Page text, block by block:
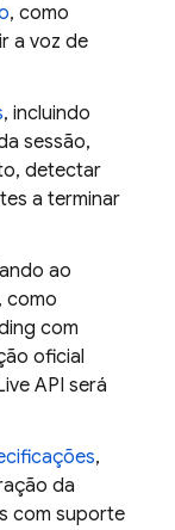
, como
a voz de
, incluindo
sessão,
detectar
a terminar
ao
como
com
oficial
API será
,
da
com suporte